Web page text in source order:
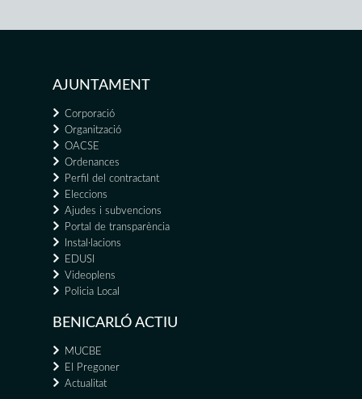
AJUNTAMENT
Corporació
Organització
OACSE
Ordenances
Perfil del contractant
Eleccions
Ajudes i subvencions
Portal de transparència
Instal·lacions
EDUSI
Videoplens
Policia Local
BENICARLÓ ACTIU
MUCBE
El Pregoner
Actualitat